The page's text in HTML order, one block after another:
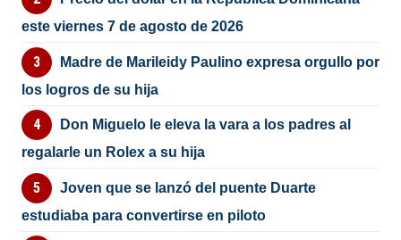
este viernes 7 de agosto de 2026
Madre de Marileidy Paulino expresa orgullo por
los logros de su hija
Don Miguelo le eleva la vara a los padres al
regalarle un Rolex a su hija
Joven que se lanzó del puente Duarte
estudiaba para convertirse en piloto